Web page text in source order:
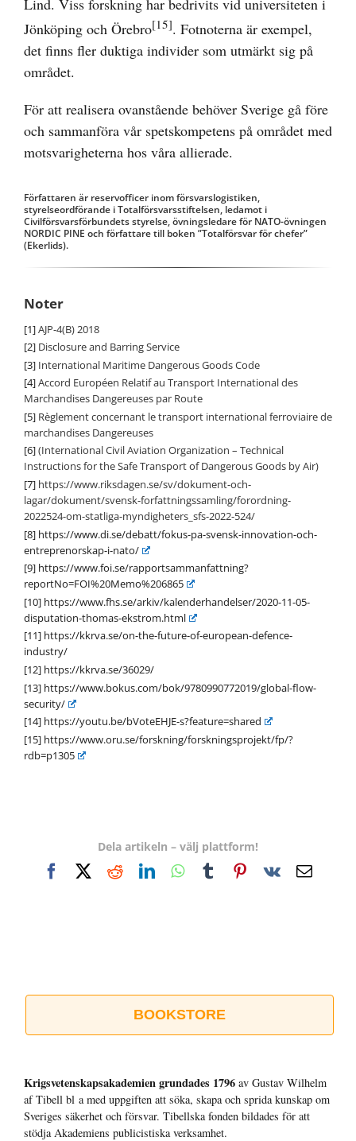
Lind. Viss forskning har bedrivits vid universiteten i
Jönköping och Örebro[15]. Fotnoterna är exempel,
det finns fler duktiga individer som utmärkt sig på
området.
För att realisera ovanstående behöver Sverige gå före
och sammanföra vår spetskompetens på området med
motsvarigheterna hos våra allierade.
Författaren är reservofficer inom försvarslogistiken,
styrelseordförande i Totalförsvarsstiftelsen, ledamot i
Civilförsvarsförbundets styrelse, övningsledare för NATO-övningen
NORDIC PINE och författare till boken ”Totalförsvar för chefer”
(Ekerlids).
Noter
[1]AJP-4(B) 2018
[2] Disclosure and Barring Service
[3] International Maritime Dangerous Goods Code
[4]Accord Européen Relatif au Transport International des
Marchandises Dangereuses par Route
[5] Règlement concernant le transport international ferroviaire de
marchandises Dangereuses
[6](International Civil Aviation Organization – Technical
Instructions for the Safe Transport of Dangerous Goods by Air)
[7] https://www.riksdagen.se/sv/dokument-och-
lagar/dokument/svensk-forfattningssamling/forordning-
2022524-om-statliga-myndigheters_sfs-2022-524/
[8] https://www.di.se/debatt/fokus-pa-svensk-innovation-och-
entreprenorskap-i-nato/
[9] https://www.foi.se/rapportsammanfattning?
reportNo=FOI%20Memo%206865
[10] https://www.fhs.se/arkiv/kalenderhandelser/2020-11-05-
disputation-thomas-ekstrom.html
[11] https://kkrva.se/on-the-future-of-european-defence-
industry/
[12] https://kkrva.se/36029/
[13] https://www.bokus.com/bok/9780990772019/global-flow-
security/
[14] https://youtu.be/bVoteEHJE-s?feature=shared
[15] https://www.oru.se/forskning/forskningsprojekt/fp/?
rdb=p1305
Dela artikeln – välj plattform!
FacebookRedditLinkedInWhatsApp
TumblrPinterest
Vk
E-
BOOKSTORE
Krigsvetenskap­sakademien grundades 1796 av Gustav Wilhelm
af Tibell bl a med uppgiften att söka, skapa och sprida kunskap om
Sveriges säkerhet och försvar. Tibellska fonden bildades för att
stödja Akademiens publicistiska verksamhet.